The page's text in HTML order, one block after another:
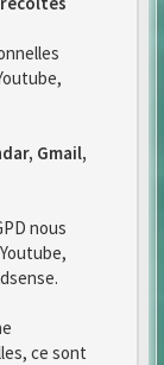
Gmail,
nous
ce sont